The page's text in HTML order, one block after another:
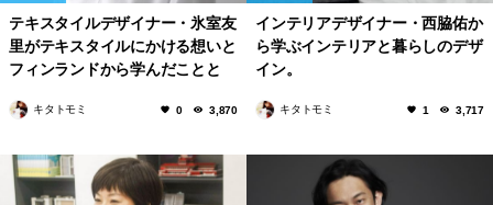
テキスタイルデザイナー・氷室友
里がテキスタイルにかける想いと
フィンランドから学んだことと
キタトモミ 0 3,870
インテリアデザイナー・西脇佑か
ら学ぶインテリアと暮らしのデザ
イン。
キタトモミ 1 3,717